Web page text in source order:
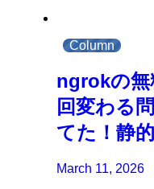
Column
ngrokの無
回変わる
てた！静
March 11, 2026